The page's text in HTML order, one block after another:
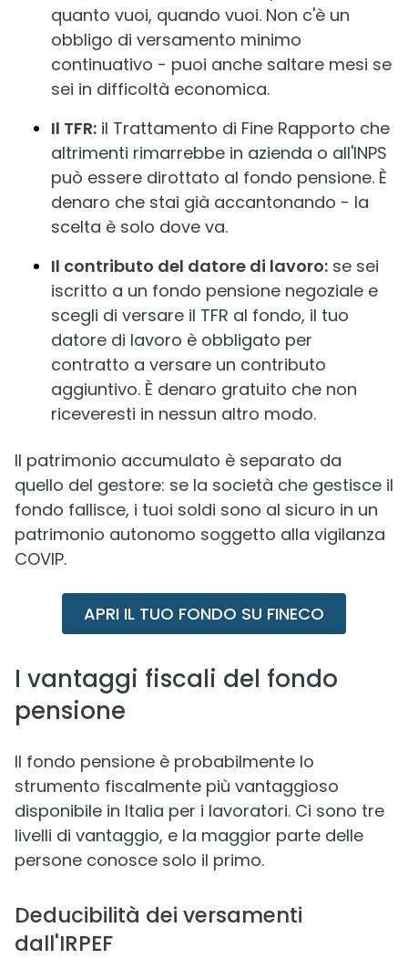
quanto vuoi, quando vuoi. Non c'è un
obbligo di versamento minimo
continuativo - puoi anche saltare mesi se
sei in difficoltà economica.
Il TFR: il Trattamento di Fine Rapporto che
altrimenti rimarrebbe in azienda o all'INPS
può essere dirottato al fondo pensione. È
denaro che stai già accantonando - la
scelta è solo dove va.
Il contributo del datore di lavoro: se sei
iscritto a un fondo pensione negoziale e
scegli di versare il TFR al fondo, il tuo
datore di lavoro è obbligato per
contratto a versare un contributo
aggiuntivo. È denaro gratuito che non
riceveresti in nessun altro modo.
Il patrimonio accumulato è separato da
quello del gestore: se la società che gestisce il
fondo fallisce, i tuoi soldi sono al sicuro in un
patrimonio autonomo soggetto alla vigilanza
COVIP.
APRI IL TUO FONDO SU FINECO
I vantaggi fiscali del fondo
pensione
Il fondo pensione è probabilmente lo
strumento fiscalmente più vantaggioso
disponibile in Italia per i lavoratori. Ci sono tre
livelli di vantaggio, e la maggior parte delle
persone conosce solo il primo.
Deducibilità dei versamenti
dall'IRPEF